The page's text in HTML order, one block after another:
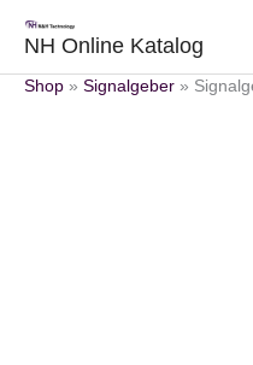
Inhalt
springen
NH Online Katalog
Shop » Signalgeber »